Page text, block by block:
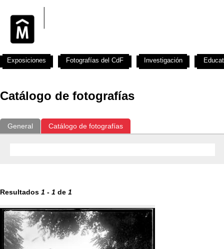
Catálogo de fotografías
General Catálogo de fotografías
Resultados 1 - 1 de 1
Exposiciones Fotografías del CdF Investigación